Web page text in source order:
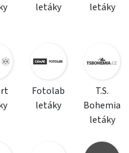
letáky
letáky
Fotolab
letáky
T.S.
Bohemia
letáky